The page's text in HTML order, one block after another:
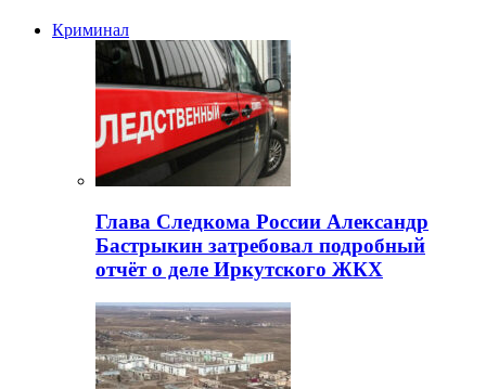
Криминал
Глава Следкома России Александр
Бастрыкин затребовал подробный
отчёт о деле Иркутского ЖКХ